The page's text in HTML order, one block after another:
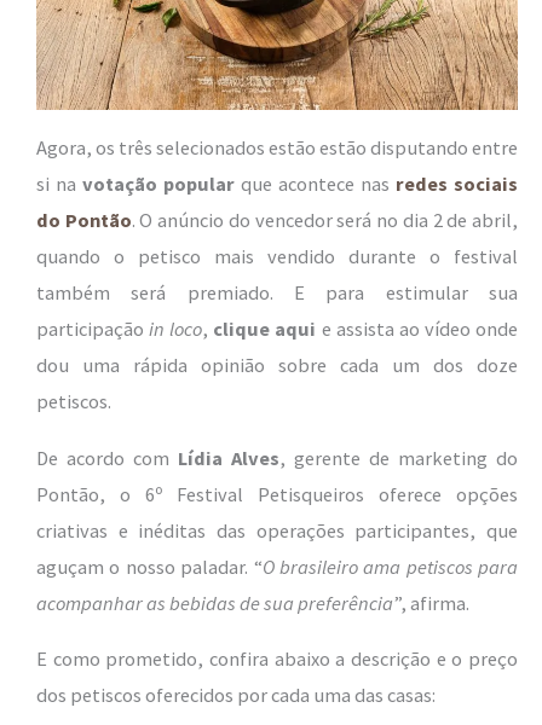
Agora, os três selecionados estão estão disputando entre
si na votação popular que acontece nas redes sociais
do Pontão. O anúncio do vencedor será no dia 2 de abril,
quando o petisco mais vendido durante o festival
também será premiado. E para estimular sua
participação in loco, clique aqui e assista ao vídeo onde
dou uma rápida opinião sobre cada um dos doze
petiscos.
De acordo com Lídia Alves, gerente de marketing do
Pontão, o 6º Festival Petisqueiros oferece opções
criativas e inéditas das operações participantes, que
aguçam o nosso paladar. “O brasileiro ama petiscos para
acompanhar as bebidas de sua preferência”, afirma.
E como prometido, confira abaixo a descrição e o preço
dos petiscos oferecidos por cada uma das casas: